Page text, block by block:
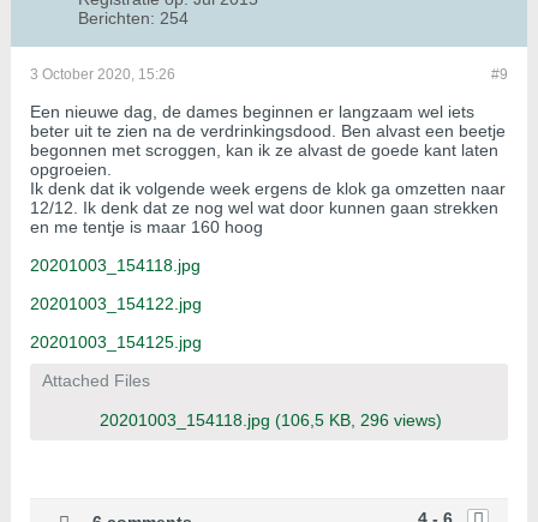
Berichten: 254
#9
3 October 2020, 15:26
Een nieuwe dag, de dames beginnen er langzaam wel iets
beter uit te zien na de verdrinkingsdood. Ben alvast een beetje
begonnen met scroggen, kan ik ze alvast de goede kant laten
opgroeien.
Ik denk dat ik volgende week ergens de klok ga omzetten naar
12/12. Ik denk dat ze nog wel wat door kunnen gaan strekken
en me tentje is maar 160 hoog
20201003_154118.jpg
20201003_154122.jpg
20201003_154125.jpg
Attached Files
20201003_154118.jpg (106,5 KB, 296 views)